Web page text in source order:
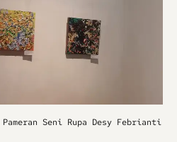
Pameran Seni Rupa Desy Febrianti